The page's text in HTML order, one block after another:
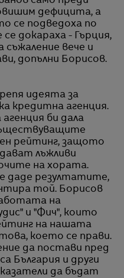
дефицита, а
се подведоха по
докараха - Гърция,
съжаление вече и
допълни Борисов.
идеята за
кредитна агенция.
би дала
рейтинг, защото
лъжливи
на хората.
даде резултатите,
той. Борисов
на
и "Фич", които
на нашата
което се прави.
да постави пред
България и други
да бъдат